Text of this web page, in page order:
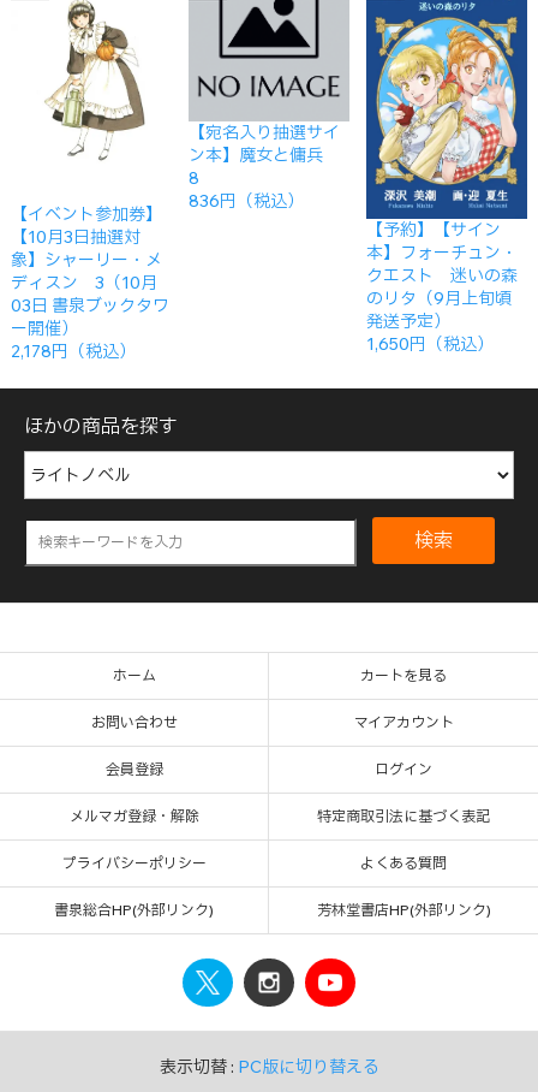
【イベント参加券】
【10月3日抽選対
象】シャーリー・メ
ディスン 3（10月
03日 書泉ブックタワ
ー開催）
2,178円（税込）
【宛名入り抽選サイ
ン本】魔女と傭兵
8
836円（税込）
【予約】【サイン
本】フォーチュン・
クエスト 迷いの森
のリタ（9月上旬頃
発送予定）
1,650円（税込）
ほかの商品を探す
検索
ホーム カートを見る
お問い合わせ マイアカウント
会員登録 ログイン
メルマガ登録・解除 特定商取引法に基づく表記
プライバシーポリシー よくある質問
書泉総合HP(外部リンク) 芳林堂書店HP(外部リンク)
表示切替 : PC版に切り替える